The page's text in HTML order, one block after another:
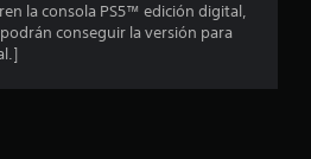
t
r
la consola PS5™ edición digital,
conseguir la versión para